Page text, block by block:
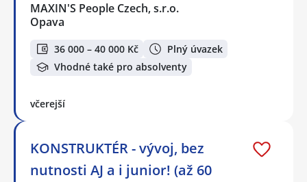
MAXIN'S People Czech, s.r.o.
Opava
36 000 – 40 000 Kč
Plný úvazek
Vhodné také pro absolventy
včerejší
KONSTRUKTÉR - vývoj, bez
nutnosti AJ a i junior! (až 60